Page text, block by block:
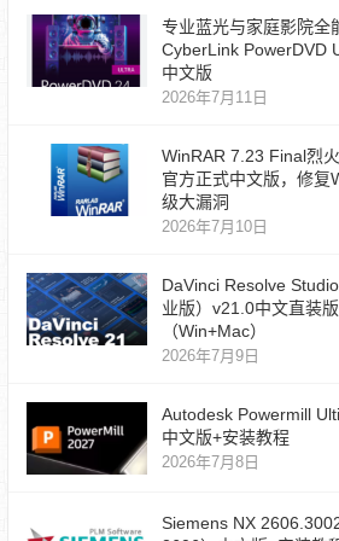
专业蓝光与家庭影院全
CyberLink PowerDVD
中文版
2026年7月11日
WinRAR 7.23 Final烈火
官方正式中文版，修复
级大漏洞
2026年7月10日
DaVinci Resolve
业版）v21.0中文直装版
（Win+Mac）
2026年7月9日
Autodesk Powermill
中文版+安装教程
2026年7月8日
Siemens NX